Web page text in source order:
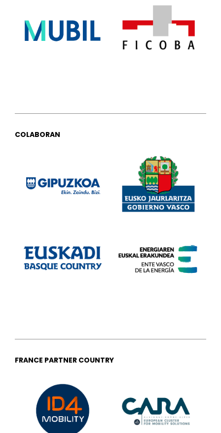
COLABORAN
FRANCE PARTNER COUNTRY